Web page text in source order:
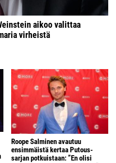
aikoo valittaa
virheistä
Roope Salminen avautuu
ensimmäistä kertaa Putous-
sarjan potkuistaan: ”En olisi